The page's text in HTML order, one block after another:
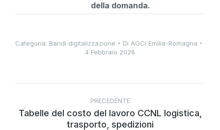
della domanda.
Categoria: Bandi digitalizzazione Di AGCI Emilia-Romagna
4 Febbraio 2026
PRECEDENTE
Tabelle del costo del lavoro CCNL logistica,
trasporto, spedizioni